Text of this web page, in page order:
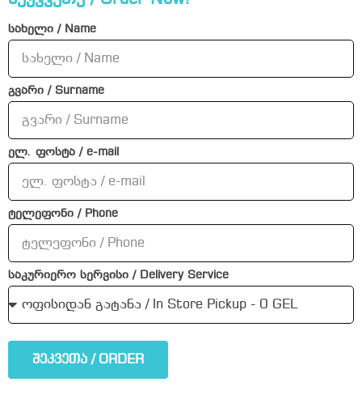
სახელი / Name
გვარი / Surname
ელ. ფოსტა / e-mail
ტელეფონი / Phone
საკურიერო სერვისი / Delivery Service
შეკვეთა / ORDER